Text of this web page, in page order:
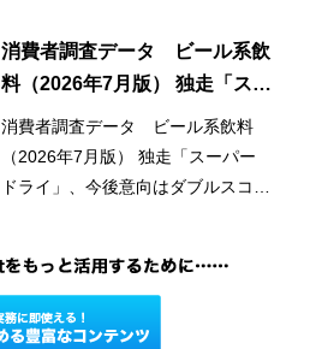
とつの要因となっている。
消費者調査データ ビール系飲
料（2026年7月版） 独走「スー
パードライ」、今後意向はダブ
ルスコアに
消費者調査データ ビール系飲料
（2026年7月版） 独走「スーパー
ドライ」、今後意向はダブルスコア